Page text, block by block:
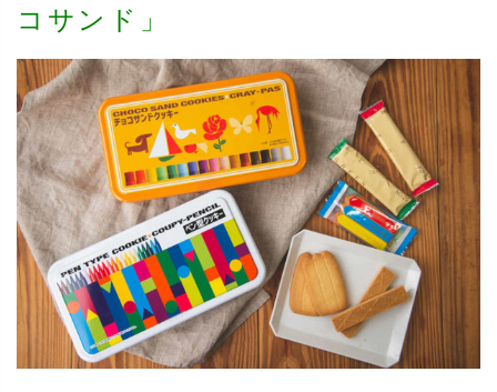
コサンド」